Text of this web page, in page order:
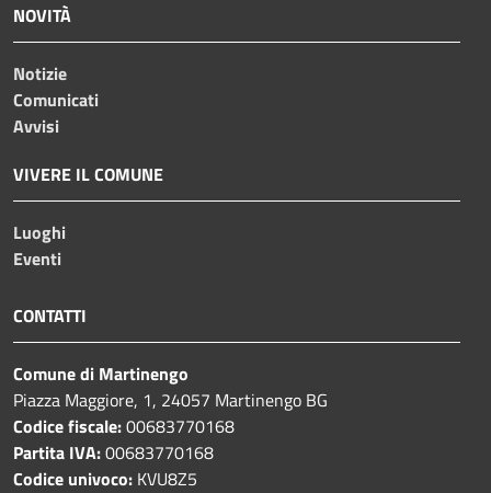
NOVITÀ
Notizie
Comunicati
Avvisi
VIVERE IL COMUNE
Luoghi
Eventi
CONTATTI
Comune di Martinengo
Piazza Maggiore, 1, 24057 Martinengo BG
Codice fiscale:00683770168
Partita IVA:00683770168
Codice univoco: KVU8Z5